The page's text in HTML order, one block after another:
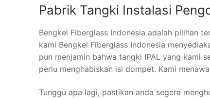
Pabrik Tangki Instalasi
Bengkel Fiberglass Indonesia adalah pilihan
kami Bengkel Fiberglass Indonesia
pun menjamin bahwa tangki IPAL yang kami
perlu menghabiskan isi dompet. Kami
Tunggu apa lagi, pastikan anda segera